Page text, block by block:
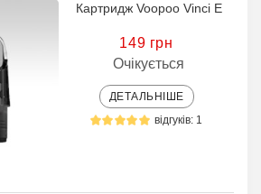
Картридж Voopoo Vinci E
149 грн
Очікується
ДЕТАЛЬНІШЕ
відгуків: 1